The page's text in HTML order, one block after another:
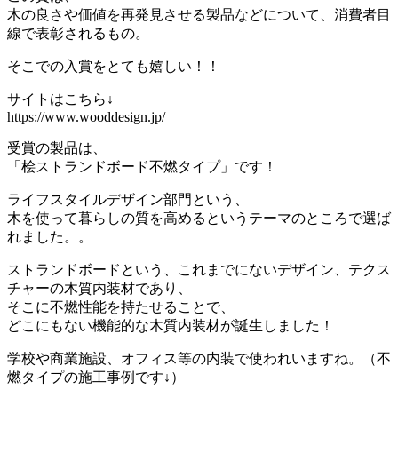
木の良さや価値を再発見させる製品などについて、消費者目
線で表彰されるもの。
そこでの入賞をとても嬉しい！！
サイトはこちら↓
https://www.wooddesign.jp/
受賞の製品は、
「桧ストランドボード不燃タイプ」です！
ライフスタイルデザイン部門という、
木を使って暮らしの質を高めるというテーマのところで選ば
れました。。
ストランドボードという、これまでにないデザイン、テクス
チャーの木質内装材であり、
そこに不燃性能を持たせることで、
どこにもない機能的な木質内装材が誕生しました！
学校や商業施設、オフィス等の内装で使われいますね。（不
燃タイプの施工事例です↓）